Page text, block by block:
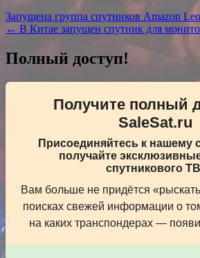
Навигация
по
записям
Запущена группа спутников Amazon
← В Китае запущен спутник для
Полный доступ!
Получите полный
SaleSat.ru
Присоединяйтесь к нашему
получайте
спутникового
Вам больше не придётся
поисках свежей информации о
на каких транспондерах —